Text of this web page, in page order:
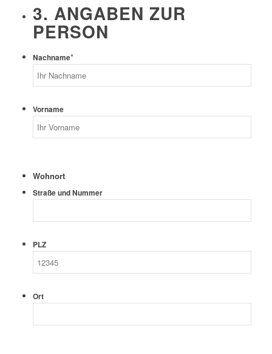
3. ANGABEN ZUR
PERSON
Nachname*
Vorname
Wohnort
Straße und Nummer
PLZ
Ort